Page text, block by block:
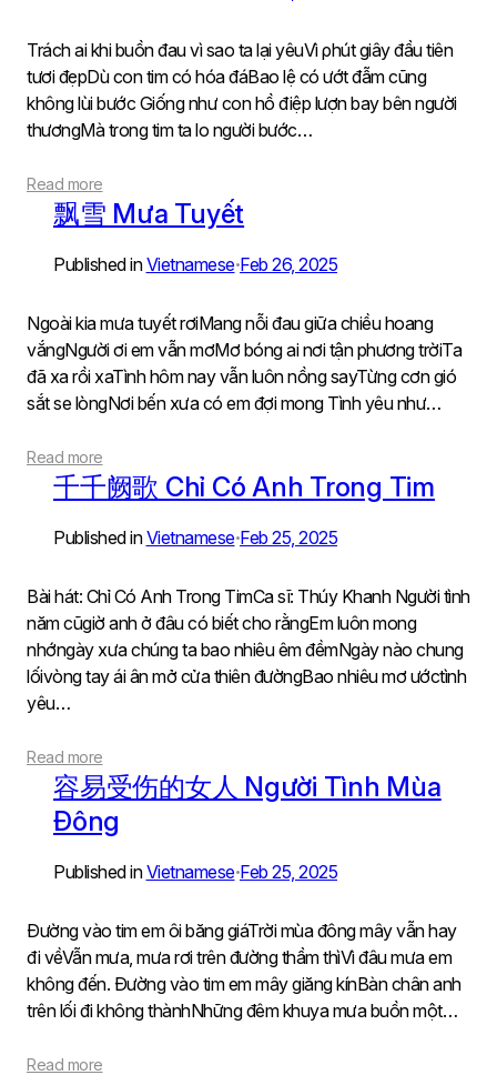
Trách ai khi buồn đau vì sao ta lại yêuVì ρhút giây đầu tiên
tươi đẹpDù con tim có hóa đáBao lệ có ướt đẫm cũng
không lùi bước Giống như con hồ điệp lượn bay bên người
thươngMà tɾong tim ta lo người bước…
Read more
飘雪 Mưa Tuyết
Published inVietnamese•Feb 26, 2025
Ngoài kia mưa tuyết rơiMang nỗi đau giữa chiều hoang
vắngNgười ơi em vẫn mơMơ bóng ai nơi tận phương trờiTa
đã xa rồi xaTình hôm nay vẫn luôn nồng sayTừng cơn gió
sắt se lòngNơi bến xưa có em đợi mong Tình yêu như…
Read more
千千阙歌 Chỉ Có Anh Trong Tim
Published inVietnamese•Feb 25, 2025
Bài hát: Chỉ Có Anh Trong TimCa sĩ: Thúy Khanh Người tình
năm cũgiờ anh ở đâu có biết cho rằngEm luôn mong
nhớngày xưa chúng ta bao nhiêu êm đềmNgày nào chung
lốivòng tay ái ân mở cửa thiên đườngBao nhiêu mơ ướctình
yêu…
Read more
容易受伤的女人 Người Tình Mùa
Đông
Published inVietnamese•Feb 25, 2025
Đường vào tim em ôi băng giáTrời mùa đông mây vẫn hay
đi vềVẫn mưa, mưa rơi trên đường thầm thìVì đâu mưa em
không đến. Đường vào tim em mây giăng kínBàn chân anh
trên lối đi không thànhNhững đêm khuya mưa buồn một…
Read more